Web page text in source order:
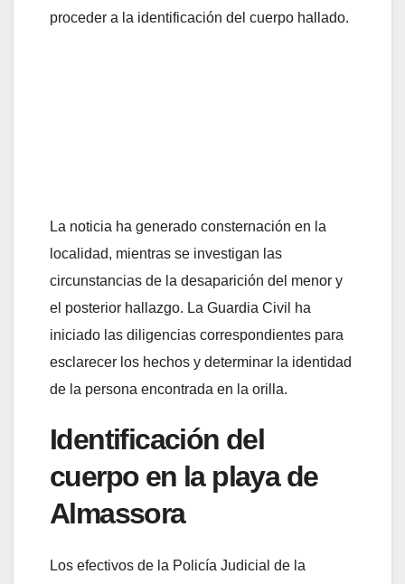
proceder a la identificación del cuerpo hallado.
La noticia ha generado consternación en la
localidad, mientras se investigan las
circunstancias de la desaparición del menor y
el posterior hallazgo. La Guardia Civil ha
iniciado las diligencias correspondientes para
esclarecer los hechos y determinar la identidad
de la persona encontrada en la orilla.
Identificación del
cuerpo en la playa de
Almassora
Los efectivos de la Policía Judicial de la